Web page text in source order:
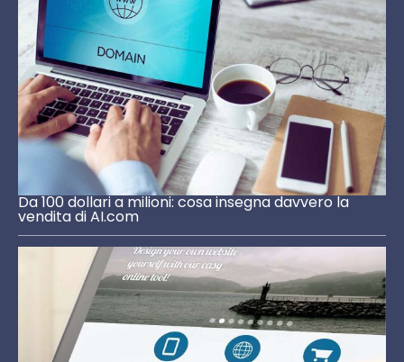
Da 100 dollari a milioni: cosa insegna davvero la
vendita di AI.com